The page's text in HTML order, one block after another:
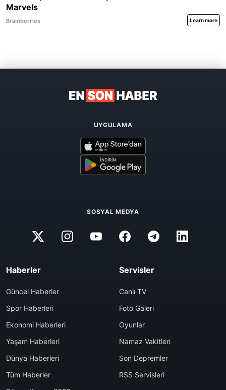
UYGULAMA
SOSYAL MEDYA
Haberler
Güncel Haberler
Spor Haberleri
Ekonomi Haberleri
Yaşam Haberleri
Dünya Haberleri
Tüm Haberler
Servisler
Canlı TV
Foto Galeri
Oyunlar
Namaz Vakitleri
Son Depremler
RSS Servisleri